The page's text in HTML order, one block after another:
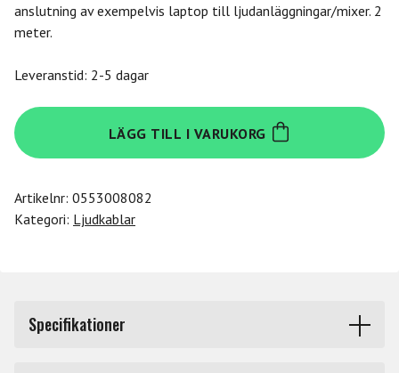
anslutning av exempelvis laptop till ljudanläggningar/mixer. 2
meter.
Leveranstid: 2-5 dagar
Hosa
CYX-
402M
LÄGG TILL I VARUKORG
Artikelnr: 0553008082
Kategori: Ljudkablar
Specifikationer